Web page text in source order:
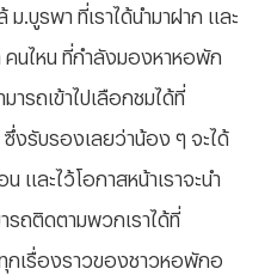
ม.บูรพา ที่เราได้นำมาฝาก และ
คนไหน ที่กำลังมองหาหอพัก
ารถเข้าไปเลือกชมได้ที่
ซึ่งรับรองเลยว่าน้อง ๆ จะได้
และไว้โอกาสหน้าเราจะนำ
รถติดตามพวกเราได้ที่
กเรื่องราวของชาวหอพักอ